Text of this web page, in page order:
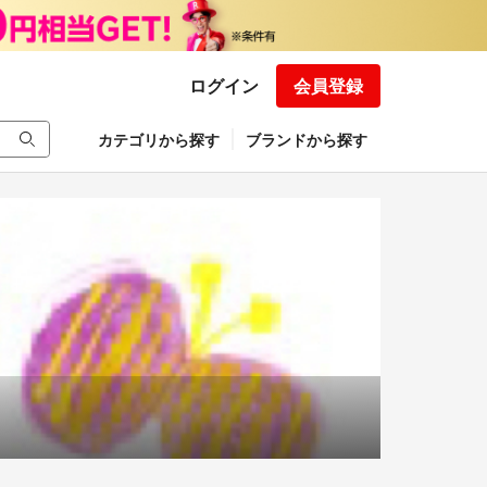
ログイン 会員登録
カテゴリから探す ブランドから探す